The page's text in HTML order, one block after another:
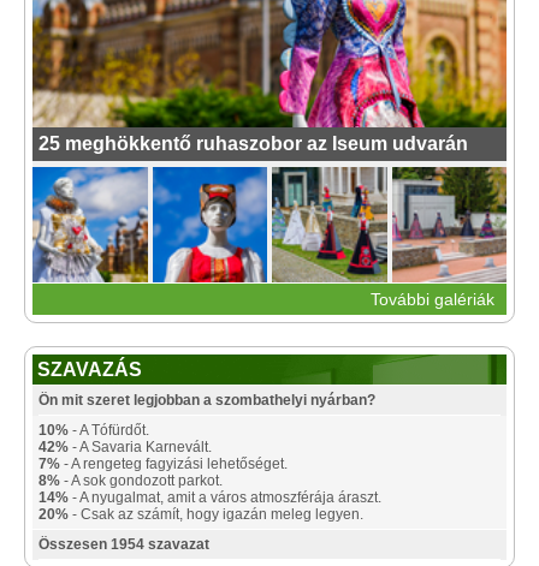
25 meghökkentő ruhaszobor az Iseum udvarán
További galériák
SZAVAZÁS
Ön mit szeret legjobban a szombathelyi nyárban?
10% - A Tófürdőt.
42% - A Savaria Karnevált.
7% - A rengeteg fagyizási lehetőséget.
8% - A sok gondozott parkot.
14% - A nyugalmat, amit a város atmoszférája áraszt.
20% - Csak az számít, hogy igazán meleg legyen.
Összesen 1954 szavazat